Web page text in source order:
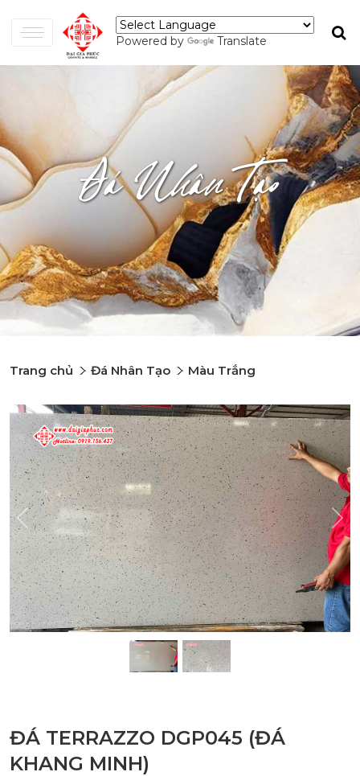
Powered by Translate
Đá Nhân Tạo
Trang chủ Đá Nhân Tạo Màu Trắng
Previous
ĐÁ TERRAZZO DGP045 (ĐÁ
KHANG MINH)